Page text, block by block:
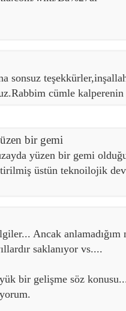
sonsuz
cümle kalperenin
bir gemi
yüzen bir gemi
üstün teknoilojik
Ancak anlamadığım
saklanıyor vs....
bir gelişme söz